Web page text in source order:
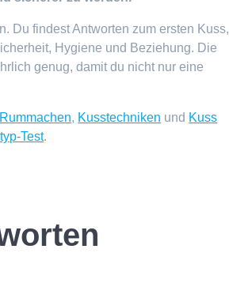
Du findest Antworten zum ersten Kuss,
Hygiene und Beziehung. Die
genug, damit du nicht nur eine
Rummachen, Kusstechniken und Kuss
Test.